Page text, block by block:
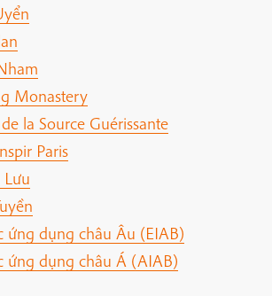
Monastery
la Source Guérissante
Paris
ứng dụng châu Âu (EIAB)
ứng dụng châu Á (AIAB)